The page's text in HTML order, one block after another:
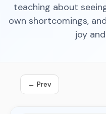
teaching about
own shortcomings,
joy
← Prev